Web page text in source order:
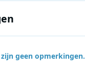
zijn geen opmerkingen.